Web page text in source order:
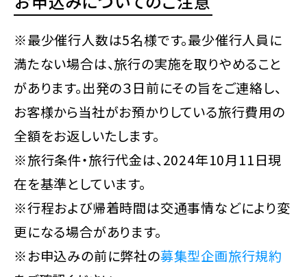
※最少催行人数は5名様です。最少催行人員に
満たない場合は、旅行の実施を取りやめること
があります。出発の３日前にその旨をご連絡し、
お客様から当社がお預かりしている旅行費用の
全額をお返しいたします。
※旅行条件・旅行代金は、2024年10月11日現
在を基準としています。
※行程および帰着時間は交通事情などにより変
更になる場合があります。
※お申込みの前に弊社の募集型企画旅行規約